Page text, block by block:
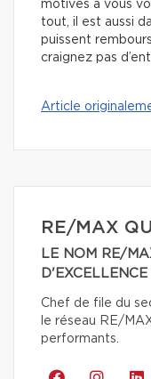
motivés à vous
tout, il est aussi
puissent
craignez pas
Article
RE/MAX
LE NOM RE/
Chef de file du
le réseau RE/
performants.